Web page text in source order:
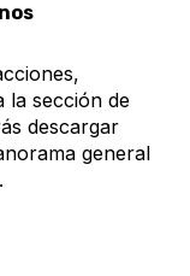
la sección de
descargar
general